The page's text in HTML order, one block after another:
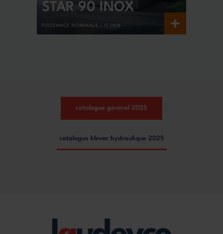
STAR 90 INOX
PUISSANCE NOMINALE : 11.0KW +
catalogue général 2025
catalogue klover hydraulique 2025